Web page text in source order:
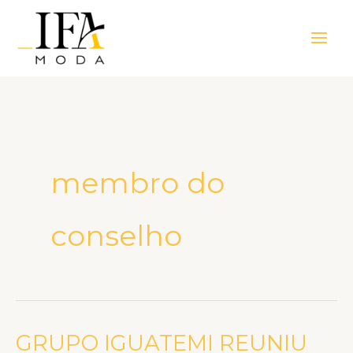
Menu
membro do
conselho
GRUPO IGUATEMI REUNIU
GRUPO